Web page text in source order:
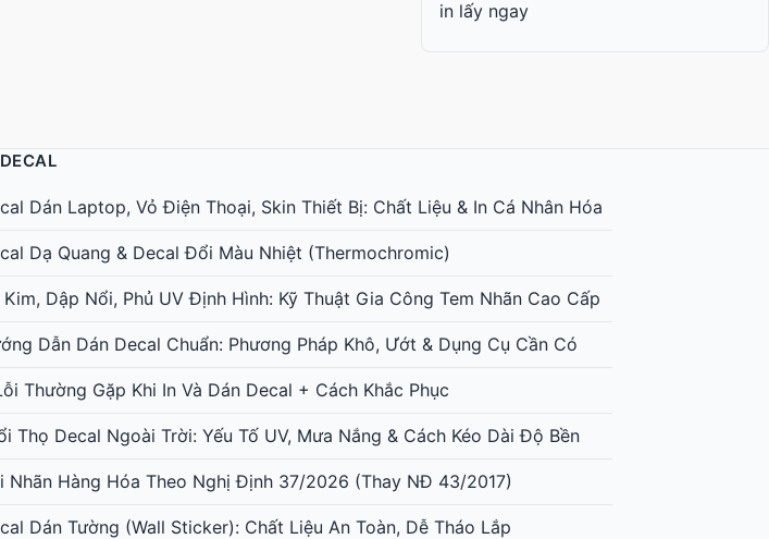
in lấy ngay
Dán Laptop, Vỏ Điện Thoại, Skin Thiết Bị: Chất Liệu & In Cá Nhân Hóa
Dạ Quang & Decal Đổi Màu Nhiệt (Thermochromic)
Kim, Dập Nổi, Phủ UV Định Hình: Kỹ Thuật Gia Công Tem Nhãn Cao Cấp
Dẫn Dán Decal Chuẩn: Phương Pháp Khô, Ướt & Dụng Cụ Cần Có
Thường Gặp Khi In Và Dán Decal + Cách Khắc Phục
Thọ Decal Ngoài Trời: Yếu Tố UV, Mưa Nắng & Cách Kéo Dài Độ Bền
Nhãn Hàng Hóa Theo Nghị Định 37/2026 (Thay NĐ 43/2017)
Dán Tường (Wall Sticker): Chất Liệu An Toàn, Dễ Tháo Lắp